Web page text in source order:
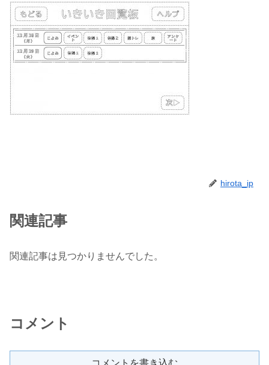
hirota_ip
関連記事
関連記事は見つかりませんでした。
コメント